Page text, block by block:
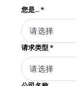
您是...*
请选择
请求类型 *
请选择